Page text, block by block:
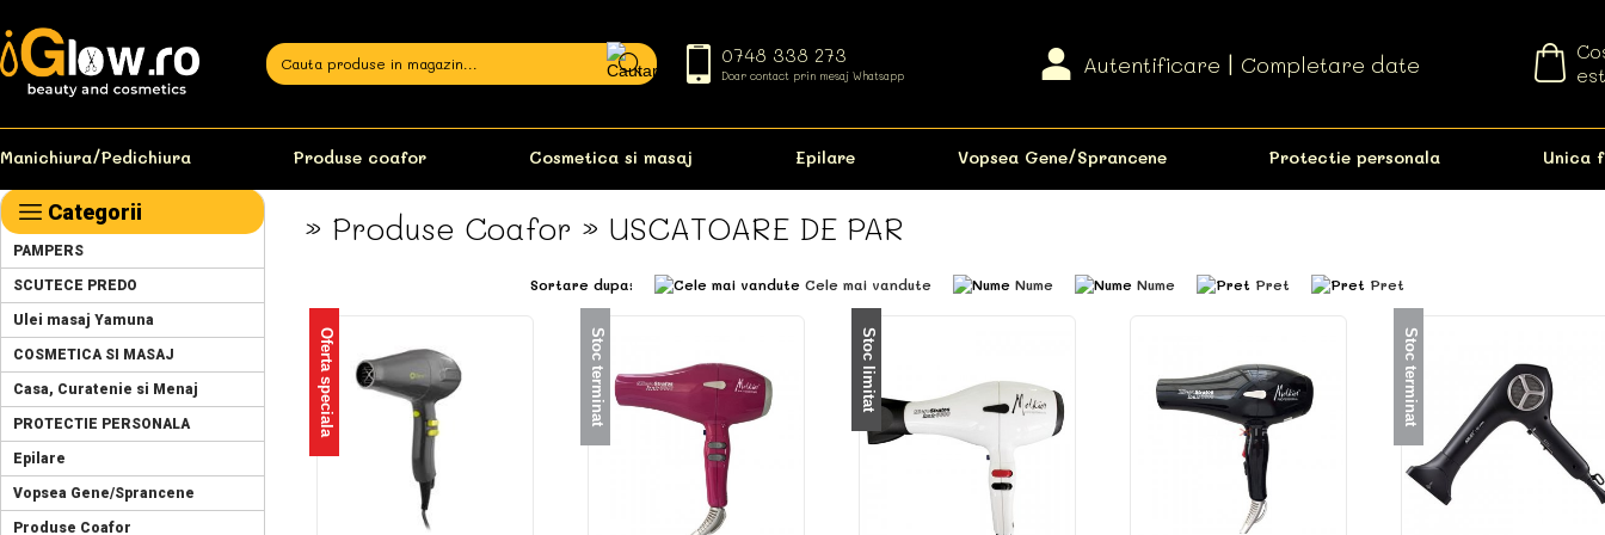
0748 338 273
Doar contact prin mesaj Whatsapp Autentificare | Completare date
Manichiura/Pedichiura Produse coafor Cosmetica si masaj Epilare Vopsea Gene/Sprancene Protectie personala Unica
Categorii
PAMPERS
SCUTECE PREDO
Ulei masaj Yamuna
COSMETICA SI MASAJ
Casa, Curatenie si Menaj
PROTECTIE PERSONALA
Epilare
Vopsea Gene/Sprancene
Produse Coafor
» Produse Coafor » USCATOARE DE PAR
Sortare dupa: Cele mai vandute Nume Nume Pret Pret
Oferta speciala Stoc terminat Stoc limitat Stoc terminat